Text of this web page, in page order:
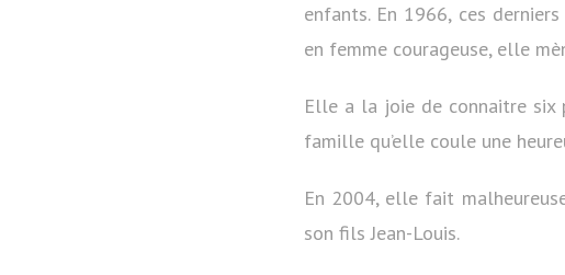
enfants. En 1966, ces
en femme courageuse, elle
Elle a la joie de connaitre six
famille qu’elle coule une
En 2004, elle fait
son fils Jean-Louis.